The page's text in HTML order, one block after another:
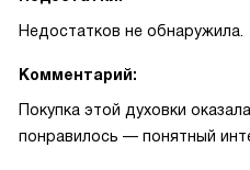
Недостатков не обнаружила.
Комментарий:
Покупка этой духовки
понравилось — понятный